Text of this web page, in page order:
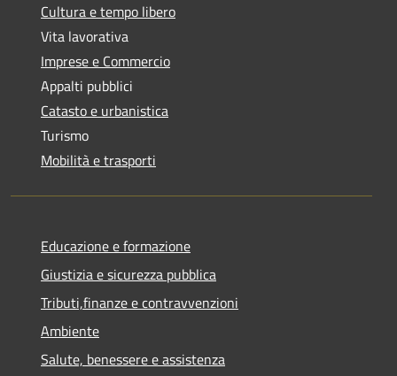
Cultura e tempo libero
Vita lavorativa
Imprese e Commercio
Appalti pubblici
Catasto e urbanistica
Turismo
Mobilità e trasporti
Educazione e formazione
Giustizia e sicurezza pubblica
Tributi,finanze e contravvenzioni
Ambiente
Salute, benessere e assistenza